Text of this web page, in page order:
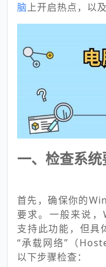
脑上开启热点，以
一、检查系
首先，确保你的
要求。一般来说
支持此功能，但具
“承载网络”（
以下步骤检查：